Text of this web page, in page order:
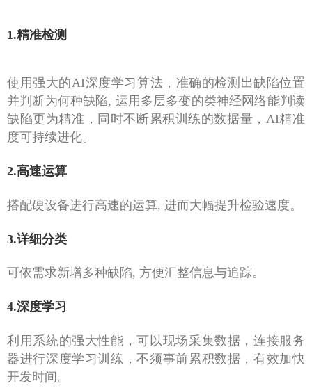
1.精准检测
使用强大的AI深度学习算法，准确的检测出缺陷位置
并判断为何种缺陷, 运用多层多变的类神经网络能判读
缺陷更为精准，同时不断累积训练的数据量，AI精准
度可持续进化。
2.高速运算
搭配硬设备进行高速的运算, 进而大幅提升检验速度。
3.详细分类
可依需求新增多种缺陷, 方便汇整信息与追踪。
4.深度学习
利用系统的强大性能，可以现场采集数据，连接服务
器进行深度学习训练，不须事前累积数据，有效加快
开发时间。